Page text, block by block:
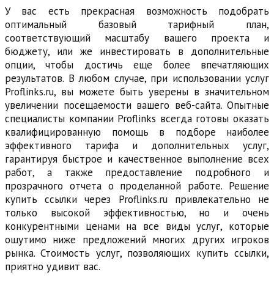
У вас есть прекрасная возможность подобрать
оптимальный базовый тарифный план,
соответствующий масштабу вашего проекта и
бюджету, или же инвестировать в дополнительные
опции, чтобы достичь еще более впечатляющих
результатов. В любом случае, при использовании услуг
Proflinks.ru, вы можете быть уверены в значительном
увеличении посещаемости вашего веб-сайта. Опытные
специалисты компании Proflinks всегда готовы оказать
квалифицированную помощь в подборе наиболее
эффективного тарифа и дополнительных услуг,
гарантируя быстрое и качественное выполнение всех
работ, а также предоставление подробного и
прозрачного отчета о проделанной работе. Решение
купить ссылки через Proflinks.ru привлекательно не
только высокой эффективностью, но и очень
конкурентными ценами на все виды услуг, которые
ощутимо ниже предложений многих других игроков
рынка. Стоимость услуг, позволяющих купить ссылки,
приятно удивит вас.